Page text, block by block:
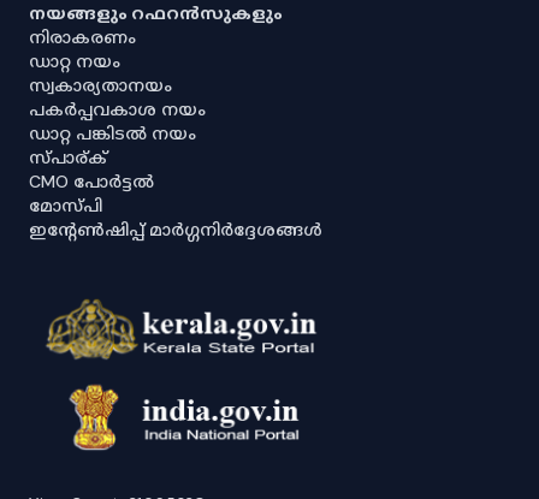
നയങ്ങളും റഫറൻസുകളും
നിരാകരണം
ഡാറ്റ നയം
സ്വകാര്യതാനയം
പകർപ്പവകാശ നയം
ഡാറ്റ പങ്കിടൽ നയം
സ്പാര്ക്
CMO പോർട്ടൽ
മോസ്പി
ഇൻ്റേൺഷിപ്പ് മാർഗ്ഗനിർദ്ദേശങ്ങൾ